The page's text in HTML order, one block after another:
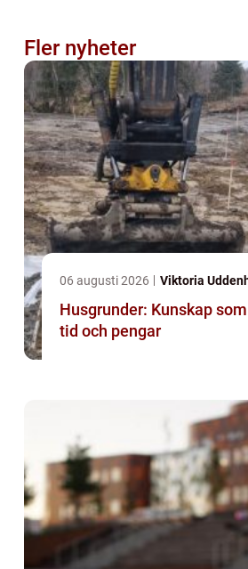
Fler nyheter
06 augusti 2026 Viktoria
Husgrunder: Kunskap
tid och pengar